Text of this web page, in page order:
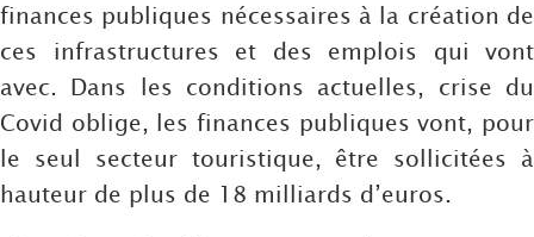
finances publiques nécessaires à la création de
ces infrastructures et des emplois qui vont
avec. Dans les conditions actuelles, crise du
Covid oblige, les finances publiques vont, pour
le seul secteur touristique, être sollicitées à
hauteur de plus de 18 milliards d’euros.